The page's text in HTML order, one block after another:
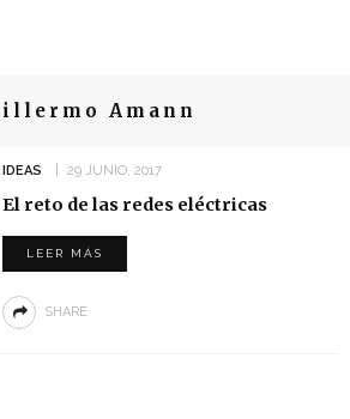
Amann
IDEAS 29 JUNIO, 2017
El reto de las redes eléctricas
LEER MÁS
SHARE